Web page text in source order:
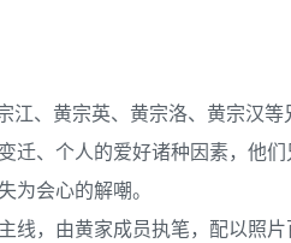
江、黄宗英、黄宗洛、黄宗汉
迁、个人的爱好诸种因素，他
为会心的解嘲。
线，由黄家成员执笔，配以照